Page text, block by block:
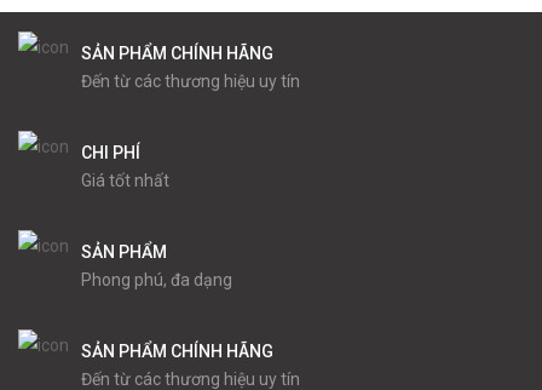
SẢN PHẨM CHÍNH HÃNG
Đến từ các thương hiệu uy tín
CHI PHÍ
Giá tốt nhất
SẢN PHẨM
Phong phú, đa dạng
SẢN PHẨM CHÍNH HÃNG
Đến từ các thương hiệu uy tín